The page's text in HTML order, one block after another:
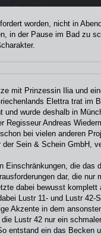
worden, nicht in
in der Pause im Bad zu
mit Prinzessin Ilia und
Elettra trat im
und wurde deshalb in
Regisseur Andreas
bei vielen anderen
Sein & Schein GmbH,
Einschränkungen, die das
dar, die nur
dabei bewusst
Lustr 11- und Lustr 42-
Akzente in dem
Lustr 42 nur ein
entstand ein das Becken